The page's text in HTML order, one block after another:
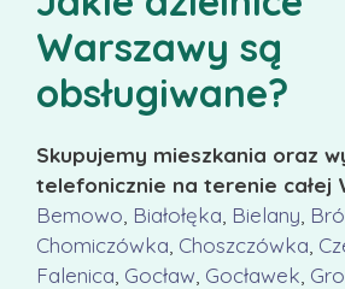
Warszawy są
obsługiwane?
Skupujemy mieszkania oraz
telefonicznie na terenie całej
Bemowo Białołęka Bielany
Chomiczówka Choszczówka
Falenica Gocław Gocławek